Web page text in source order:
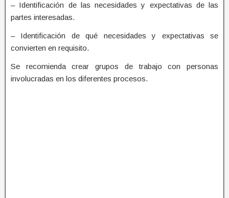
– Identificación de las necesidades y expectativas de las
partes interesadas.
– Identificación de qué necesidades y expectativas se
convierten en requisito.
Se recomienda crear grupos de trabajo con personas
involucradas en los diferentes procesos.